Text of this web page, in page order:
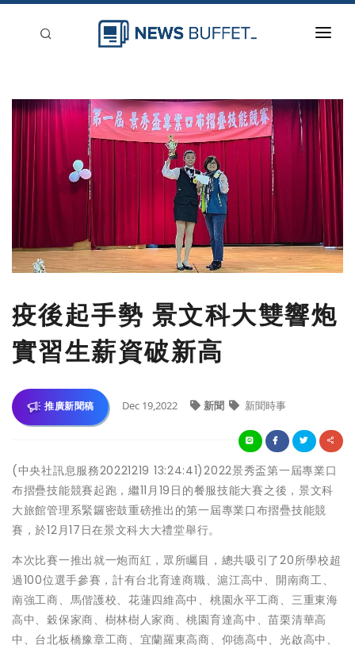
新聞稿分類
登入
刊登
疫後起手勢 景文科大雙響炮
實習生薪資破新高
推廣新聞稿 Dec 19,2022 新聞 新聞時事
(中央社訊息服務20221219 13:24:41)2022景秀盃第一屆專業口
布摺疊技能競賽起跑，繼11月19日的餐服技能大賽之後，景文科
大旅館管理系緊鑼密鼓重磅推出的第一屆專業口布摺疊技能競
賽，於12月17日在景文科大大禮堂舉行。
本次比賽一推出就一炮而紅，眾所矚目，總共吸引了20所學校超
過100位選手參賽，計有台北育達商職、滬江高中、開南商工、
南強工商、馬偕護校、花蓮四維高中、桃園永平工商、三重東海
高中、穀保家商、樹林樹人家商、桃園育達高中、苗栗清華高
中、台北板橋豫章工商、宜蘭羅東高商、仰德高中、光啟高中、